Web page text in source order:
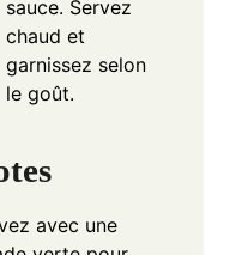
avec une
la
de la
Un filet
d’olive et un